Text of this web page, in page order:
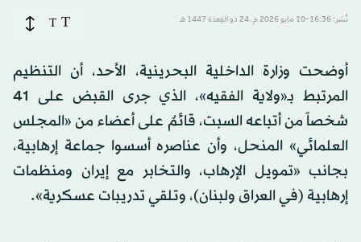
نُشر: 16:36-10 مايو 2026 م ـ 24 ذو القِعدة 1447 هـ T
T
أوضحت وزارة الداخلية البحرينية، الأحد، أن التنظيم
المرتبط بـ«ولاية الفقيه»، الذي جرى القبض على 41
شخصاً من أتباعه السبت، قائمٌ على أعضاء من «المجلس
العلمائي» المنحل، وأن عناصره أسسوا جماعة إرهابية،
بجانب «تمويل الإرهاب، والتخابر مع إيران ومنظمات
إرهابية (في العراق ولبنان)، وتلقي تدريبات عسكرية».